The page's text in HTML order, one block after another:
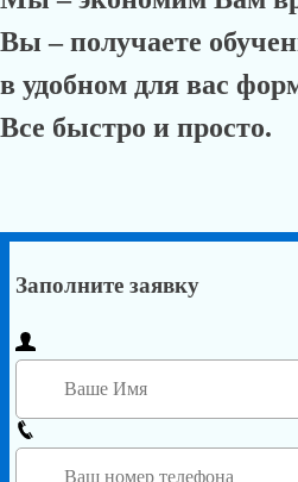
Вы – получаете
в удобном для вас
Все быстро и просто.
Заполните заявку